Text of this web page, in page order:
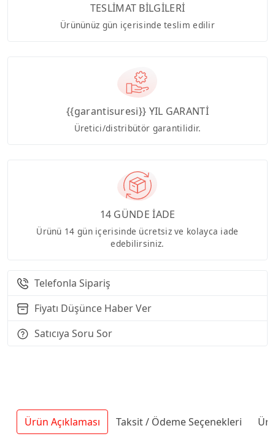
TESLİMAT BİLGİLERİ
Ürününüz gün içerisinde teslim edilir
{{garantisuresi}} YIL GARANTİ
Üretici/distribütör garantilidir.
14 GÜNDE İADE
Ürünü 14 gün içerisinde ücretsiz ve kolayca iade
edebilirsiniz.
Telefonla Sipariş
Fiyatı Düşünce Haber Ver
Satıcıya Soru Sor
Ürün Açıklaması Taksit / Ödeme Seçenekleri